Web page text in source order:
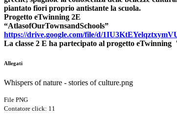
piantato fiori proprio antistante la scuola.
Progetto eTwinning 2E
“AtlasofOurTownsandSchools”
https://drive.google.com/file/d/
La classe 2 E ha partecipato al progetto
Allegati
Whispers of nature - stories of culture.png
File PNG
Contatore click: 11